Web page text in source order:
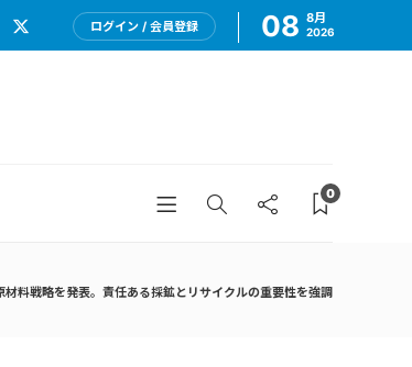
ログイン / 会員登録 08 8月
2026
0
料戦略を発表。責任ある採鉱とリサイクルの重要性を強調